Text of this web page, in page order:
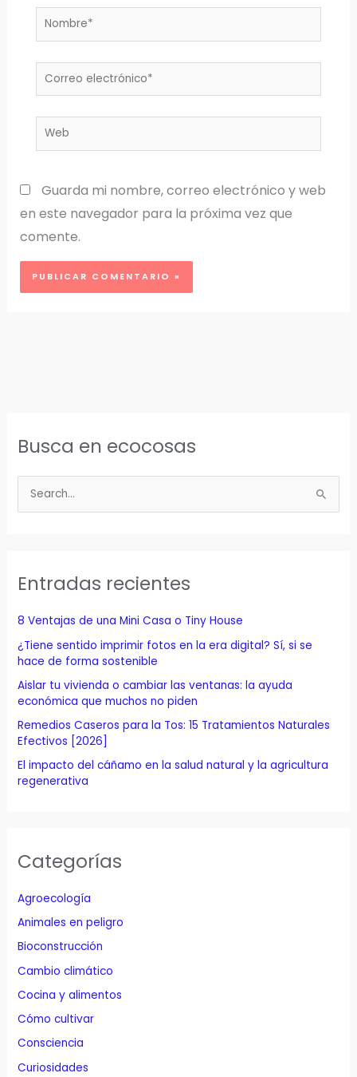
Nombre*
Correo
electrónico*
Web
Guarda mi nombre, correo electrónico y web
en este navegador para la próxima vez que
comente.
Busca en ecocosas
r
p
r
:
Entradas recientes
8 Ventajas de una Mini Casa o Tiny House
¿Tiene sentido imprimir fotos en la era digital? Sí, si se
hace de forma sostenible
Aislar tu vivienda o cambiar las ventanas: la ayuda
económica que muchos no piden
Remedios Caseros para la Tos: 15 Tratamientos Naturales
Efectivos [2026]
El impacto del cáñamo en la salud natural y la agricultura
regenerativa
Categorías
Agroecología
Animales en peligro
Bioconstrucción
Cambio climático
Cocina y alimentos
Cómo cultivar
Consciencia
Curiosidades